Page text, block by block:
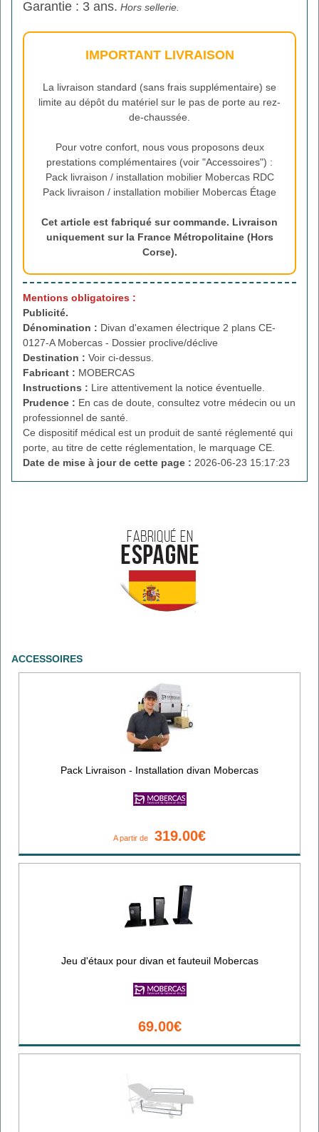
Garantie : 3 ans. Hors sellerie.
IMPORTANT LIVRAISON
La livraison standard (sans frais supplémentaire) se
limite au dépôt du matériel sur le pas de porte au rez-
de-chaussée.
Pour votre confort, nous vous proposons deux
prestations complémentaires (voir "Accessoires") :
Pack livraison / installation mobilier Mobercas RDC
Pack livraison / installation mobilier Mobercas Étage
Cet article est fabriqué sur commande. Livraison
uniquement sur la France Métropolitaine (Hors
Corse).
Mentions obligatoires :
Publicité.
Dénomination : Divan d'examen électrique 2 plans CE-
0127-A Mobercas - Dossier proclive/déclive
Destination : Voir ci-dessus.
Fabricant : MOBERCAS
Instructions : Lire attentivement la notice éventuelle.
Prudence : En cas de doute, consultez votre médecin ou un
professionnel de santé.
Ce dispositif médical est un produit de santé réglementé qui
porte, au titre de cette réglementation, le marquage CE.
Date de mise à jour de cette page : 2026-06-23 15:17:23
ACCESSOIRES
Pack Livraison - Installation divan Mobercas
A partir de 319.00€
Jeu d'étaux pour divan et fauteuil Mobercas
69.00€